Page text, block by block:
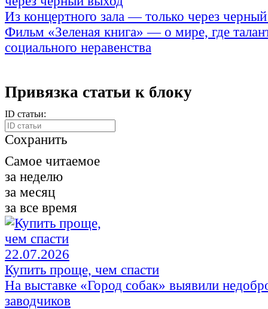
Из концертного зала — только через
Фильм «Зеленая книга» — о мире, где
социального неравенства
Привязка статьи к блоку
ID статьи:
Сохранить
Самое читаемое
за неделю
за месяц
за все время
22.07.2026
Купить проще, чем спасти
На выставке «Город собак» выявили
заводчиков